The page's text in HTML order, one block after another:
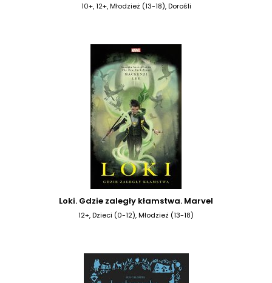
10+, 12+, Młodzież (13-18), Dorośli
Loki. Gdzie zaległy kłamstwa. Marvel
12+, Dzieci (0-12), Młodzież (13-18)